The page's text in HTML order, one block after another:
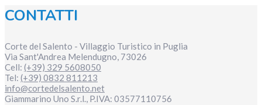
CONTATTI
Corte del Salento - Villaggio Turistico in Puglia
Via Sant'Andrea Melendugno, 73026
Cell: (+39) 329 5608050
Tel: (+39) 0832 811213
info@cortedelsalento.net
Giammarino Uno S.r.l., P.IVA: 03577110756